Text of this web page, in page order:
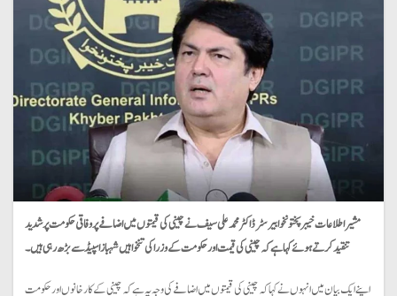
مشیر اطلاعات خیبر پختونخوا بیرسٹر ڈاکٹر محمد علی سیف نے چینی کی قیمتوں میں اضافے پر وفاقی حکومت پر شدید
تنقید کرتے ہوئے کہا ہے کہ چینی کی قیمت اور حکومت کے وزرا کی تنخواہیں شہباز اسپیڈ سے بڑھ رہی ہیں۔
اپنے ایک بیان میں انہوں نے کہا کہ چینی کی قیمتوں میں اضافے کی وجہ یہ ہے کہ چینی کے کارخانوں اور حکومت